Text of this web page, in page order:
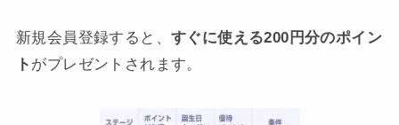
新規会員登録すると、 すぐに使える200円分のポイン
ト がプレゼントされます。